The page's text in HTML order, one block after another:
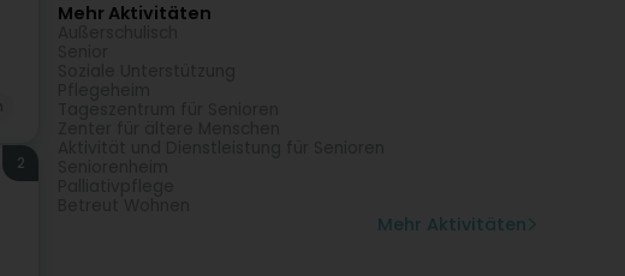
2
Mehr Aktivitäten
Mehr Aktivitäten